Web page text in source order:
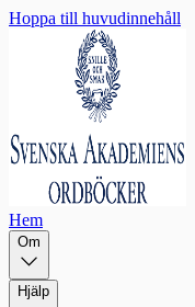
Hoppa till huvudinnehåll
Hem
Om
Hjälp